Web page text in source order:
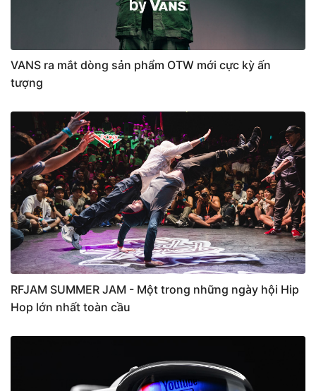
VANS ra mắt dòng sản phẩm OTW mới cực kỳ ấn
tượng
RFJAM SUMMER JAM - Một trong những ngày hội Hip
Hop lớn nhất toàn cầu